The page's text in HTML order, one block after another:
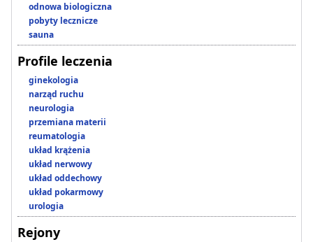
odnowa biologiczna
pobyty lecznicze
sauna
Profile leczenia
ginekologia
narząd ruchu
neurologia
przemiana materii
reumatologia
układ krążenia
układ nerwowy
układ oddechowy
układ pokarmowy
urologia
Rejony